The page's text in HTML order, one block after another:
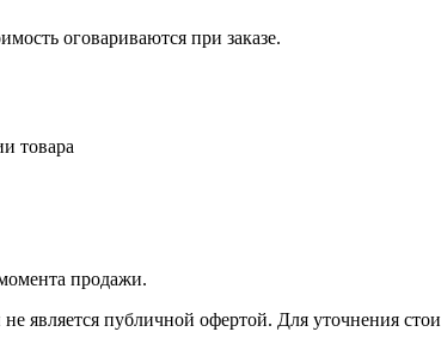
оговариваются при заказе.
товара
продажи.
является публичной офертой. Для уточнения